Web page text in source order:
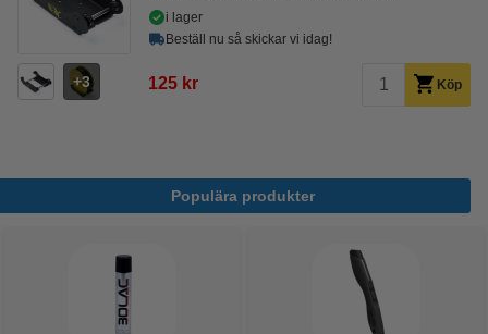
3
i lager
Beställ nu så skickar vi idag!
125 kr Köp
Populära produkter